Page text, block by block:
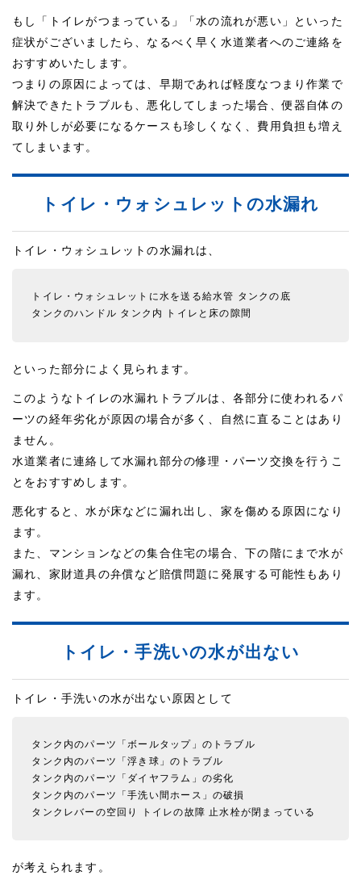
もし「トイレがつまっている」「水の流れが悪い」といった
症状がございましたら、なるべく早く水道業者へのご連絡を
おすすめいたします。
つまりの原因によっては、早期であれば軽度なつまり作業で
解決できたトラブルも、悪化してしまった場合、便器自体の
取り外しが必要になるケースも珍しくなく、費用負担も増え
てしまいます。
トイレ・ウォシュレットの水漏れ
トイレ・ウォシュレットの水漏れは、
トイレ・ウォシュレットに水を送る給水管 タンクの底
タンクのハンドル タンク内 トイレと床の隙間
といった部分によく見られます。
このようなトイレの水漏れトラブルは、各部分に使われるパ
ーツの経年劣化が原因の場合が多く、自然に直ることはあり
ません。
水道業者に連絡して水漏れ部分の修理・パーツ交換を行うこ
とをおすすめします。
悪化すると、水が床などに漏れ出し、家を傷める原因になり
ます。
また、マンションなどの集合住宅の場合、下の階にまで水が
漏れ、家財道具の弁償など賠償問題に発展する可能性もあり
ます。
トイレ・手洗いの水が出ない
トイレ・手洗いの水が出ない原因として
タンク内のパーツ「ボールタップ」のトラブル
タンク内のパーツ「浮き球」のトラブル
タンク内のパーツ「ダイヤフラム」の劣化
タンク内のパーツ「手洗い間ホース」の破損
タンクレバーの空回り
トイレの故障 止水栓が閉まっている
が考えられます。